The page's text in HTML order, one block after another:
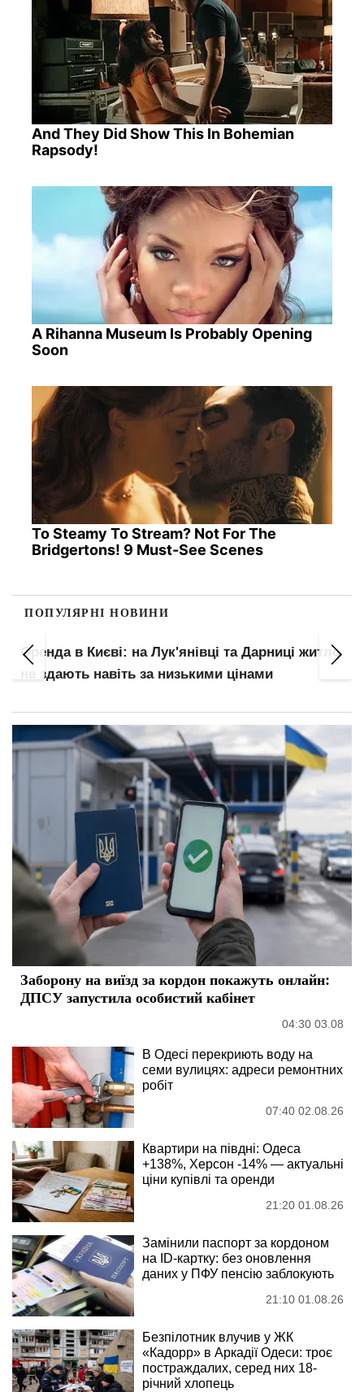
And They Did Show This In Bohemian
Rapsody!
A Rihanna Museum Is Probably Opening
Soon
To Steamy To Stream? Not For The
Bridgertons! 9 Must-See Scenes
ПОПУЛЯРНІ НОВИНИ
Оренда в Києві: на Лук'янівці та Дарниці житло
не здають навіть за низькими цінами
Заборону на виїзд за кордон покажуть онлайн:
ДПСУ запустила особистий кабінет
04:30 03.08
В Одесі перекриють воду на
семи вулицях: адреси ремонтних
робіт
07:40 02.08.26
Квартири на півдні: Одеса
+138%, Херсон -14% — актуальні
ціни купівлі та оренди
21:20 01.08.26
Замінили паспорт за кордоном
на ID-картку: без оновлення
даних у ПФУ пенсію заблокують
21:10 01.08.26
Безпілотник влучив у ЖК
«Кадорр» в Аркадії Одеси: троє
постраждалих, серед них 18-
річний хлопець